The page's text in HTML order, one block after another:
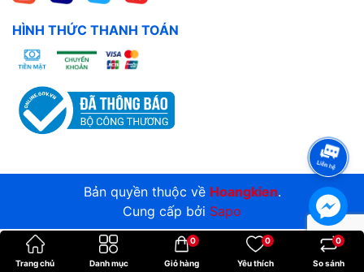
HÌNH THỨC THANH TOÁN
Bản quyền thuộc về Hoangkien.
Cung cấp bởi Sapo
Trang chủ Danh mục Giỏ hàng
0
Yêu thích
0
So sánh
0